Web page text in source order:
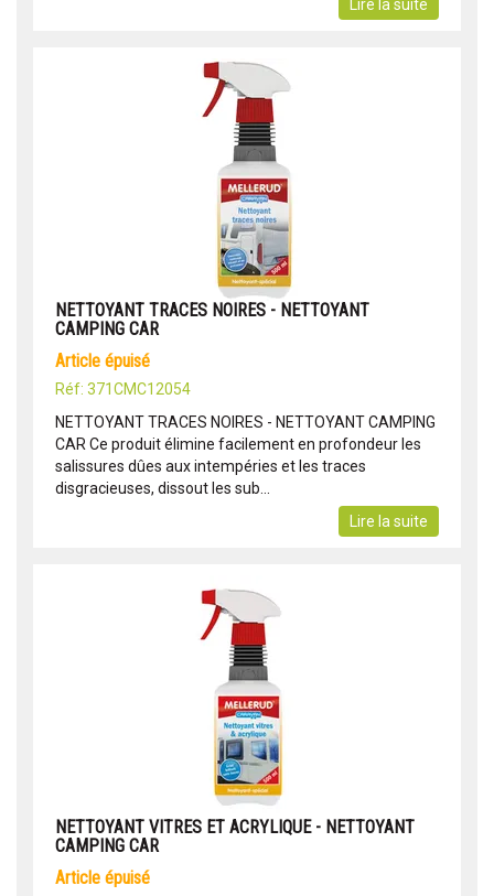
Lire la suite
NETTOYANT TRACES NOIRES - NETTOYANT
CAMPING CAR
article épuisé
Réf: 371CMC12054
NETTOYANT TRACES NOIRES - NETTOYANT CAMPING
CAR Ce produit élimine facilement en profondeur les
salissures dûes aux intempéries et les traces
disgracieuses, dissout les sub...
Lire la suite
NETTOYANT VITRES ET ACRYLIQUE - NETTOYANT
CAMPING CAR
article épuisé